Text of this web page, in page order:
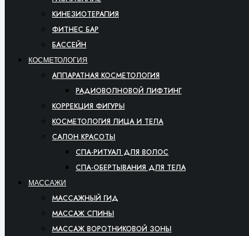
КИНЕЗИОТЕРАПИЯ
ФИТНЕС БАР
БАССЕЙН
КОСМЕТОЛОГИЯ
АППАРАТНАЯ КОСМЕТОЛОГИЯ
РАДИОВОЛНОВОЙ ЛИФТИНГ
КОРРЕКЦИЯ ФИГУРЫ
КОСМЕТОЛОГИЯ ЛИЦА И ТЕЛА
САЛОН КРАСОТЫ
СПА-РИТУАЛ ДЛЯ ВОЛОС
СПА-ОБЕРТЫВАНИЯ ДЛЯ ТЕЛА
МАССАЖИ
МАССАЖНЫЙ ГИД
МАССАЖ СПИНЫ
МАССАЖ ВОРОТНИКОВОЙ ЗОНЫ